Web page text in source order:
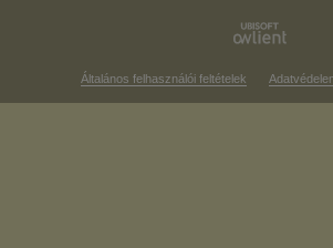
Általános felhasználói feltételek